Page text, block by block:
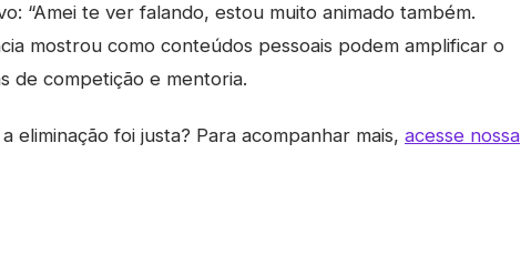
“Amei te ver falando, estou muito animado também.
mostrou como conteúdos pessoais podem amplificar o
de competição e mentoria.
eliminação foi justa? Para acompanhar mais, acesse nossa